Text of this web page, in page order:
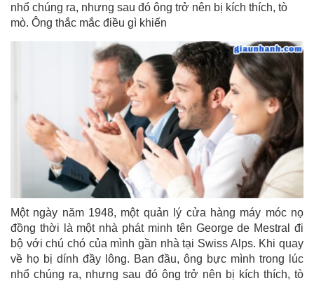
nhổ chúng ra, nhưng sau đó ông trở nên bị kích thích, tò
mò. Ông thắc mắc điều gì khiến
Một ngày năm 1948, một quản lý cửa hàng máy móc nọ
đồng thời là một nhà phát minh tên George de Mestral đi
bộ với chú chó của mình gần nhà tại Swiss Alps. Khi quay
về họ bị dính đầy lông. Ban đầu, ông bực mình trong lúc
nhổ chúng ra, nhưng sau đó ông trở nên bị kích thích, tò